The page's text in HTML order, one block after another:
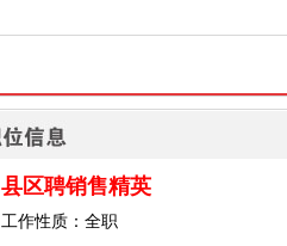
县区聘销售精英
工作性质：全职